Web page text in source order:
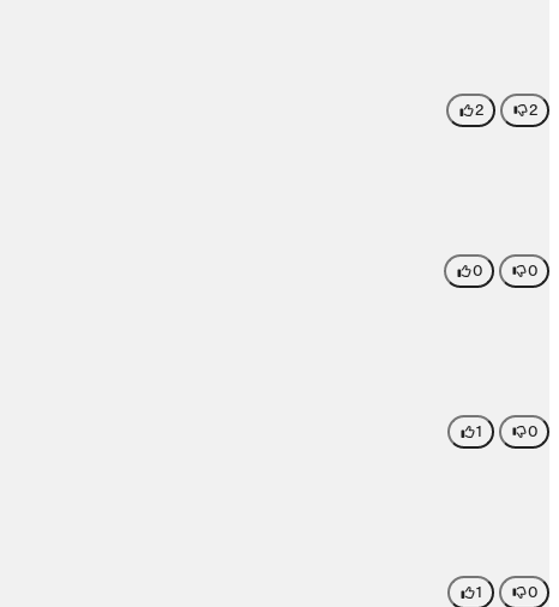
2 2
0 0
1 0
1 0